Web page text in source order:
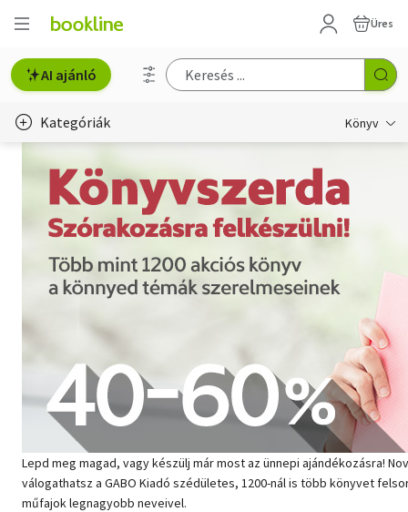
Üres
AI ajánló
Kategóriák Könyv
Életmód, egészség
Erotika
Hobbi, szabadidő
Művészet
Szakkönyv
Szótár, nyelvkönyv
Tankönyv, segédkönyv
Lepd meg magad, vagy készülj már most az ünnepi ajándékozásra!
válogathatsz a GABO Kiadó szédületes, 1200-nál is több könyvet
műfajok legnagyobb neveivel.